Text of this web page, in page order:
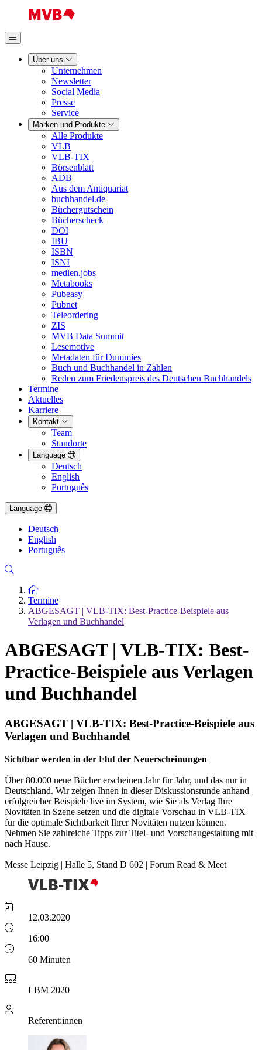
Über uns
Unternehmen
Newsletter
Social Media
Presse
Service
Marken und Produkte
Alle Produkte
VLB
VLB-TIX
Börsenblatt
ADB
Aus dem Antiquariat
buchhandel.de
Büchergutschein
Bücherscheck
DOI
IBU
ISBN
ISNI
medien.jobs
Metabooks
Pubeasy
Pubnet
Teleordering
ZIS
MVB Data Summit
Lesemotive
Metadaten für Dummies
Buch und Buchhandel in Zahlen
Reden zum Friedenspreis des Deutschen Buchhandels
Termine
Aktuelles
Karriere
Kontakt
Team
Standorte
Language
Deutsch
English
Português
Language
Deutsch
English
Português
Zur Startseite
Termine
ABGESAGT | VLB-TIX: Best-Practice-Beispiele aus
Verlagen und Buchhandel
ABGESAGT | VLB-TIX: Best-
Practice-Beispiele aus Verlagen
und Buchhandel
ABGESAGT | VLB-TIX: Best-Practice-Beispiele aus
Verlagen und Buchhandel
Sichtbar werden in der Flut der Neuerscheinungen
Über 80.000 neue Bücher erscheinen Jahr für Jahr, und das nur in
Deutschland. Wir zeigen Ihnen in dieser Diskussionsrunde anhand
erfolgreicher Beispiele live im System, wie Sie als Verlag Ihre
Novitäten in Szene setzen und die digitale Vorschau in VLB-TIX
für die optimale Sichtbarkeit Ihrer Novitäten nutzen können.
Nehmen Sie zahlreiche Tipps zur Titel- und Vorschaugestaltung mit
nach Hause.
Messe Leipzig | Halle 5, Stand D 602 | Forum Read & Meet
12.03.2020
16:00
60 Minuten
LBM 2020
Referent:innen